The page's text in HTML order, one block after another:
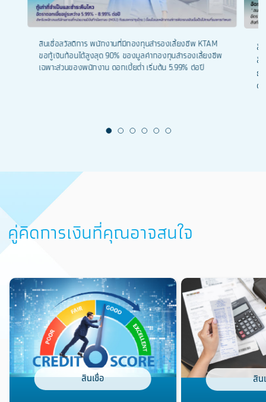
สินเชื่อสวัสดิการ พนักงานที่มีกองทุนสำรองเลี้ยงชีพ KTAM
ขอกู้เงินก้อนได้สูงสุด 90% ของมูลค่ากองทุนสำรองเลี้ยงชีพ
เฉพาะส่วนของพนักงาน ดอกเบี้ยต่ำ เริ่มต้น 5.99% ต่อปี
สิ
สิ
ธ
ด
คู่คิดการเงินที่คุณอาจสนใจ
สินเชื่อ สิน